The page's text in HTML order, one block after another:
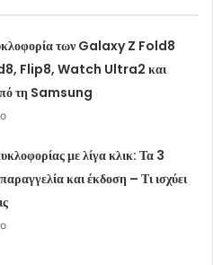
των Galaxy Z Fold8
Flip8, Watch Ultra2 και
τη Samsung
με λίγα κλικ: Τα 3
και έκδοση – Τι ισχύει